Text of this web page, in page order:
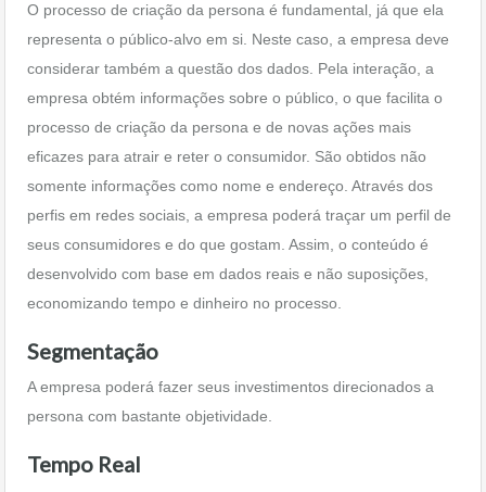
O processo de criação da persona é fundamental, já que ela
representa o público-alvo em si. Neste caso, a empresa deve
considerar também a questão dos dados. Pela interação, a
empresa obtém informações sobre o público, o que facilita o
processo de criação da persona e de novas ações mais
eficazes para atrair e reter o consumidor. São obtidos não
somente informações como nome e endereço. Através dos
perfis em redes sociais, a empresa poderá traçar um perfil de
seus consumidores e do que gostam. Assim, o conteúdo é
desenvolvido com base em dados reais e não suposições,
economizando tempo e dinheiro no processo.
Segmentação
A empresa poderá fazer seus investimentos direcionados a
persona com bastante objetividade.
Tempo Real